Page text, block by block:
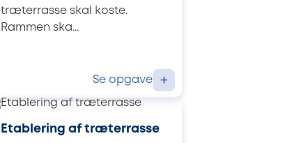
træterrasse skal koste.
Rammen ska...
Se opgave +
Etablering af træterrasse